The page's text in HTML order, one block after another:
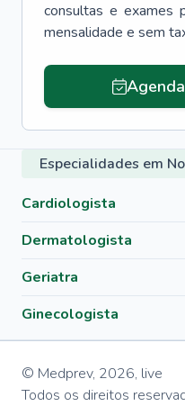
consultas e exames
mensalidade e sem
Especialidades em
Cardiologista
Dermatologista
Geriatra
Ginecologista
© Medprev, 2026, live
Todos os direitos